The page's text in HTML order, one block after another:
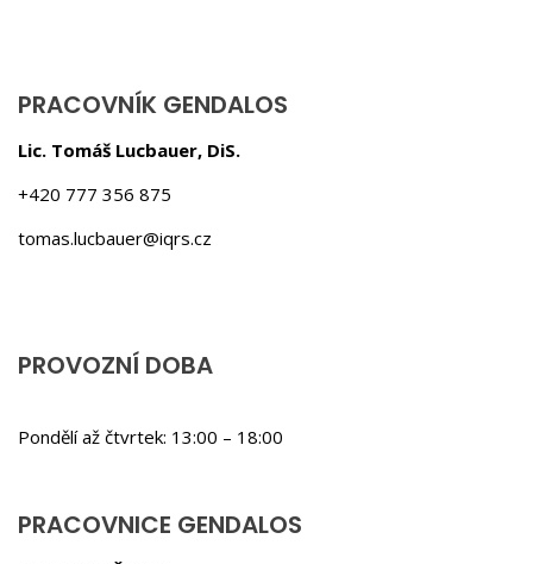
PRACOVNÍK GENDALOS
Lic. Tomáš Lucbauer, DiS.
+420 777 356 875
tomas.lucbauer@iqrs.cz
PROVOZNÍ DOBA
Pondělí až čtvrtek: 13:00 – 18:00
PRACOVNICE GENDALOS